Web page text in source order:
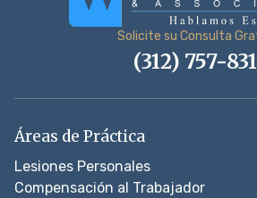
Solicite su Consulta
(312) 757-
Áreas de Práctica
Lesiones Personales
Compensación al Trabajador